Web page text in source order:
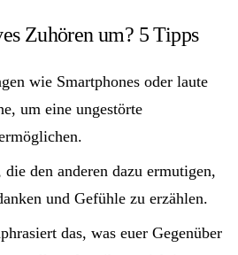
Zuhören um? 5 Tipps
wie Smartphones oder laute
um eine ungestörte
den anderen dazu ermutigen,
und Gefühle zu erzählen.
das, was euer Gegenüber